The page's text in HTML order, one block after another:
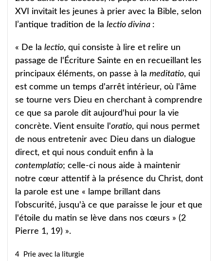
XVI invitait les jeunes à prier avec la Bible, selon
l’antique tradition de la lectio divina :
« De la lectio, qui consiste à lire et relire un
passage de l'Écriture Sainte en en recueillant les
principaux éléments, on passe à la meditatio, qui
est comme un temps d'arrêt intérieur, où l'âme
se tourne vers Dieu en cherchant à comprendre
ce que sa parole dit aujourd'hui pour la vie
concrète. Vient ensuite l'oratio, qui nous permet
de nous entretenir avec Dieu dans un dialogue
direct, et qui nous conduit enfin à la
contemplatio; celle-ci nous aide à maintenir
notre cœur attentif à la présence du Christ, dont
la parole est une « lampe brillant dans
l’obscurité, jusqu'à ce que paraisse le jour et que
l'étoile du matin se lève dans nos cœurs » (2
Pierre 1, 19) ».
4 Prie avec la liturgie